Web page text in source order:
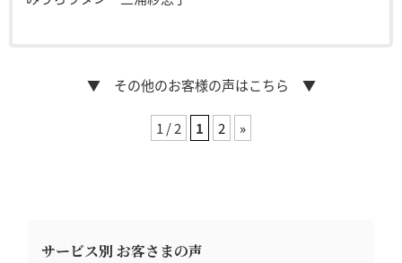
サービス別 お客さまの声
▼ その他のお客様の声はこちら ▼
1 / 2 1 2 »